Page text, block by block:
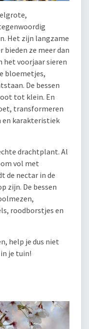
Het zijn langzame
ze meer dan
het voorjaar sieren
bloemetjes,
De bessen
tot klein. En
transformeren
en karakteristiek
drachtplant. Al
vol met
de nectar in de
zijn. De bessen
roodborstjes en
help je dus niet
je tuin!